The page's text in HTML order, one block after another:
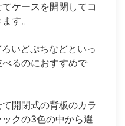
ケースを開閉してコ
す。
いどぷちなどといっ
るのにおすすめで
開閉式の背板のカラ
クの3色の中から選